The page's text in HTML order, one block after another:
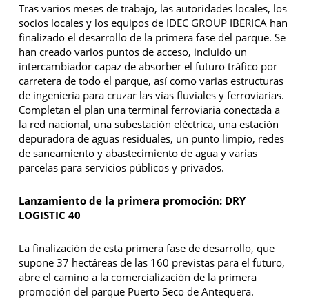
Tras varios meses de trabajo, las autoridades locales, los
socios locales y los equipos de IDEC GROUP IBERICA han
finalizado el desarrollo de la primera fase del parque. Se
han creado varios puntos de acceso, incluido un
intercambiador capaz de absorber el futuro tráfico por
carretera de todo el parque, así como varias estructuras
de ingeniería para cruzar las vías fluviales y ferroviarias.
Completan el plan una terminal ferroviaria conectada a
la red nacional, una subestación eléctrica, una estación
depuradora de aguas residuales, un punto limpio, redes
de saneamiento y abastecimiento de agua y varias
parcelas para servicios públicos y privados.
Lanzamiento de la primera promoción: DRY
LOGISTIC 40
La finalización de esta primera fase de desarrollo, que
supone 37 hectáreas de las 160 previstas para el futuro,
abre el camino a la comercialización de la primera
promoción del parque Puerto Seco de Antequera.